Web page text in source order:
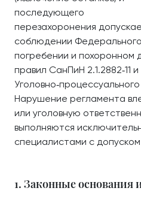
последующего
перезахоронения
соблюдении
погребении и похоронном
правил СанПиН 2.1.2882‑11
Нарушение регламента
или уголовную
выполняются
специалистами с
1. Законные основания